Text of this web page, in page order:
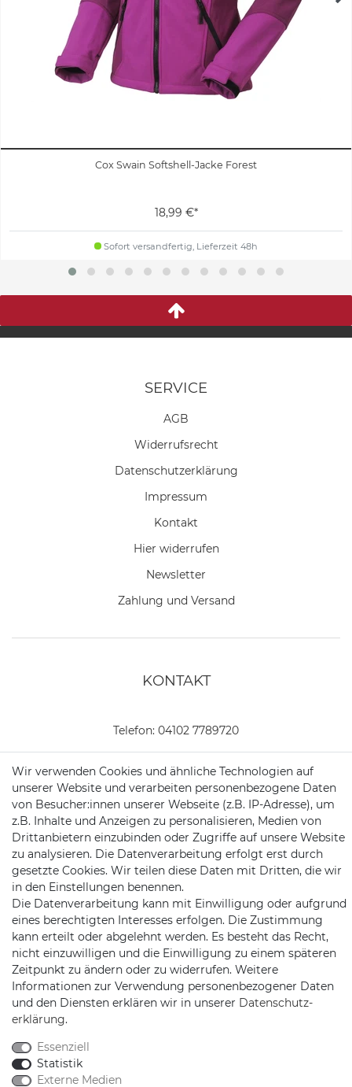
Cox Swain Softshell-Jacke Forest
18,99 €*
Sofort versandfertig, Lieferzeit 48h
SERVICE
AGB
Widerrufs­recht
Daten­schutz­erklärung
Impressum
Kontakt
Hier widerrufen
Newsletter
Zahlung und Versand
KONTAKT
Telefon: 04102 7789720
Jochim-Klindt-Str. 5
22926 Ahrensburg
Schnellversand auf Facebook
Schnellversand auf Twitter
Schnellversand auf YouTube
Schnellversand auf
Schnellversand
2026 Schnellversand
*Alle Preise inkl. MwSt., zzgl. Versandkosten
Wir verwenden Cookies und ähnliche Technologien auf
unserer Website und verarbeiten personenbezogene Daten
von Besucher:innen unserer Webseite (z.B. IP-Adresse), um
z.B. Inhalte und Anzeigen zu personalisieren, Medien von
Drittanbietern einzubinden oder Zugriffe auf unsere Website
zu analysieren. Die Datenverarbeitung erfolgt erst durch
gesetzte Cookies. Wir teilen diese Daten mit Dritten, die wir
in den Einstellungen benennen.
Die Datenverarbeitung kann mit Einwilligung oder aufgrund
eines berechtigten Interesses erfolgen. Die Zustimmung
kann erteilt oder abgelehnt werden. Es besteht das Recht,
nicht einzuwilligen und die Einwilligung zu einem späteren
Zeitpunkt zu ändern oder zu widerrufen. Weitere
Informationen zur Verwendung personenbezogener Daten
und den Diensten erklären wir in unserer Daten­schutz­
erklärung.
Essenziell
Statistik
Externe Medien